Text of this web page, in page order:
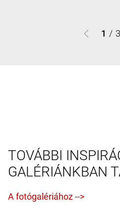
1 / 3
TOVÁBBI
GALÉRIÁNKBAN